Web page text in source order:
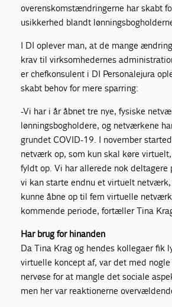
overenskomstændringerne har skabt
usikkerhed blandt
I DI oplever man, at de mange
krav til virksomhedernes
er chefkonsulent i DI Personalejura
skabt behov for mere sparring:
-Vi har i år åbnet tre nye, fysiske
lønningsbogholdere, og netværkene
grundet COVID-19. I november
netværk op, som kun skal køre
fyldt op. Vi har allerede nok deltagere
vi kan starte endnu et virtuelt
kunne åbne op til fem virtuelle
kommende periode, fortæller Tina
Har brug for hinanden
Da Tina Krag og hendes kollegaer fik
virtuelle koncept af, var det med
nervøse for at mangle det sociale
men her var reaktionerne